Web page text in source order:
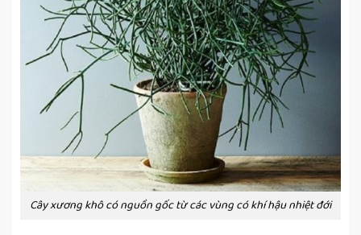
Cây xương khô có nguồn gốc từ các vùng có khí hậu nhiệt đới